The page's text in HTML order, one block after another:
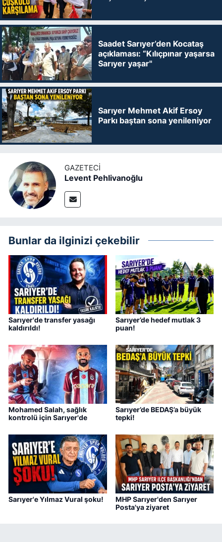
Saadet Sarıyer’den Kocataş
açıklaması: “Kılıçpınar yaşarsa
Sarıyer yaşar"
Sarıyer Mehmet Akif Ersoy
Parkı baştan sona yenileniyor
GAZETECI
Levent Pehlivanoğlu
Bunlar da ilginizi çekebilir
Sarıyer'de transfer yasağı
kaldırıldı!
Sarıyer’de hedef mutlak 3
puan!
Mohamed Salah, sağlık
kontrolü için Sarıyer'de
Sarıyer’de BEDAŞ’a büyük
tepki!
Sarıyer'e Yılmaz Vural şoku!
MHP Sarıyer'den Sarıyer
Posta'ya ziyaret